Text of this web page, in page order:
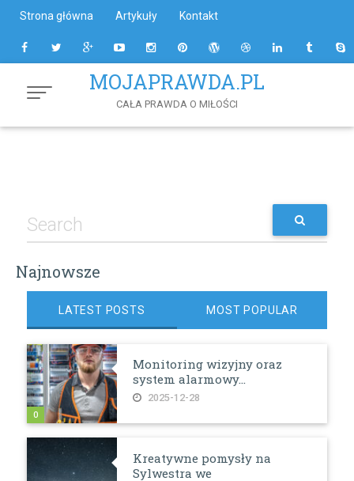
Content
Strona główna Artykuły Kontakt
MOJAPRAWDA.PL
CAŁA PRAWDA O MIŁOŚCI
Najnowsze
LATEST POSTS MOST POPULAR
Monitoring wizyjny oraz
system alarmowy...
2025-12-28
0
Kreatywne pomysły na
Sylwestra we